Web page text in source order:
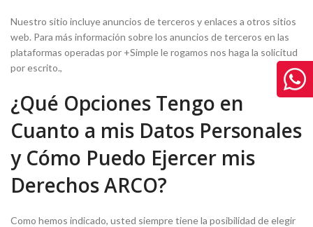
Nuestro sitio incluye anuncios de terceros y enlaces a otros sitios
web. Para más información sobre los anuncios de terceros en las
plataformas operadas por +Simple le rogamos nos haga la solicitud
por escrito.,
¿Qué Opciones Tengo en
Cuanto a mis Datos Personales
y Cómo Puedo Ejercer mis
Derechos ARCO?
Como hemos indicado, usted siempre tiene la posibilidad de elegir